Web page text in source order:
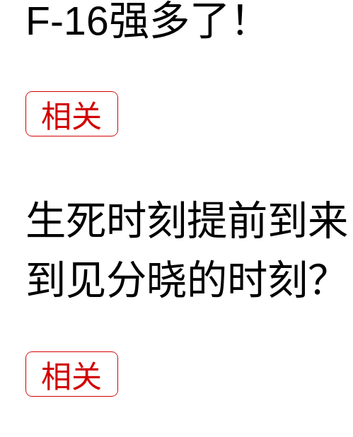
F-16强多了！
相关
生死时刻提前到
到见分晓的时刻？
相关